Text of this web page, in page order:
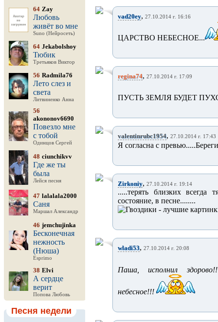
64 Zay
Любовь
живёт во мне
Suno (Нейросеть)
64 Jekabolshoy
Тюбик
Третьяков Виктор
56 Radmila76
Лето слез и
света
Литвиненко Анна
56
akononov6690
Повезло мне
с тобой
Одинцов Сергей
48 ciunchikvv
Где же ты
была
Лейся песня
47 lalalala2000
Саня
Маршал Александр
46 jemchujinka
Бесконечная
нежность
(Нюша)
Esprimo
38 Elvi
А сердце
верит
Попова Любовь
Песня недели
vad20ey, 27.10.2014 г. 16:16
ЦАРСТВО НЕБЕСНОЕ...
regina74, 27.10.2014 г. 17:09
ПУСТЬ ЗЕМЛЯ БУДЕТ
valentinrubc1954, 27.10.2014 г. 17:43
Я согласна с
Zirkoniy, 27.10.2014 г. 19:14
.....терять близких всегда
состояние, в песне........
wladi53, 27.10.2014 г. 20:08
Паша, исполнил
небесное!!!